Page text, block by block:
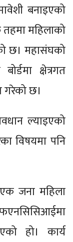
बनाइएको
महिलाको
छ। महासंघको
क्षेत्रगत
गरेको छ।
ल्याइएको
विषयमा पनि
जना महिला
हो। कार्य